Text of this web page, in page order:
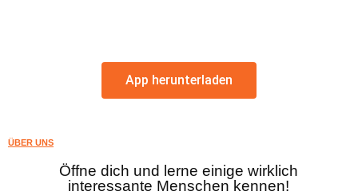
App herunterladen
ÜBER UNS
Öffne dich und lerne einige wirklich
interessante Menschen kennen!